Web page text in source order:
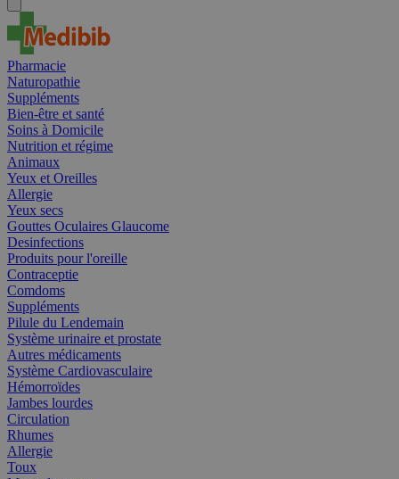
Pharmacie
Naturopathie
Suppléments
Bien-être et santé
Soins à Domicile
Nutrition et régime
Animaux
Yeux et Oreilles
Allergie
Yeux secs
Gouttes Oculaires Glaucome
Desinfections
Produits pour l'oreille
Contraceptie
Comdoms
Suppléments
Pilule du Lendemain
Système urinaire et prostate
Autres médicaments
Système Cardiovasculaire
Hémorroïdes
Jambes lourdes
Circulation
Rhumes
Allergie
Toux